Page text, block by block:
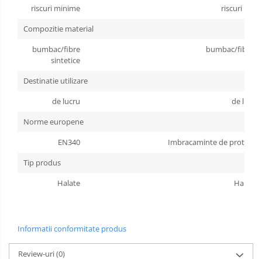
Manusi fibre speciale
Manusi fibre speciale impregnate
Manusi latex
Manusi neopren
Manusi nitril
Manusi piele
Manusi textil
Manusi tricot impregnat
Imbracaminte Outdoor
Incaltaminte Outdoor
riscuri minime
riscuri
Compozitie material
bumbac/fibre
sintetice
bumbac/fibre
Destinatie utilizare
de lucru
de lucru
Norme europene
EN340
Imbracaminte de protectie
Tip produs
Halate
Halate
Informatii conformitate produs
Review-uri(0)